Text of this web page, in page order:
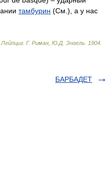
тамбурин (См.), а у нас
Г. Риман, Ю.Д. Энгель 1904
БАРБАДЕТ